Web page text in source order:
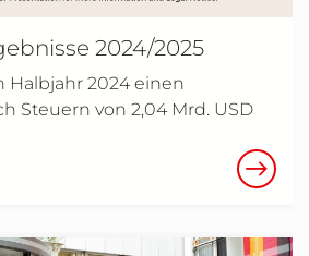
2024/2025
Halbjahr 2024 einen
Steuern von 2,04 Mrd. USD